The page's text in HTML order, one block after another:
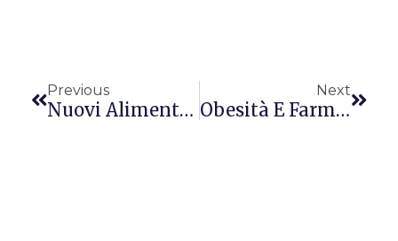
Previous
Nuovi Alimenti Al FiE 2005
Next
Obesità E Farmaci